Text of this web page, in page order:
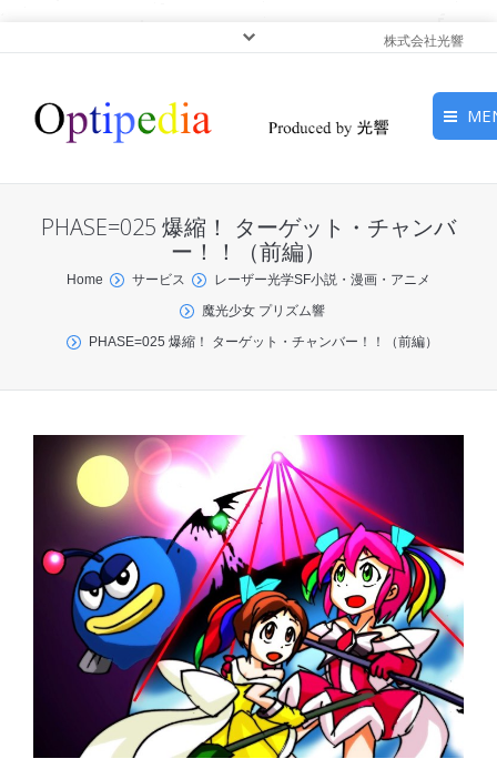
株式会社光響
ピックアップ
光応用・アプリケーショ
PHASE=025 爆縮！ ターゲット・チャンバ
ー！！（前編）
You are here:
Home サービス
レーザー光学SF小説・漫画・アニメ
魔光少女 プリズム響
PHASE=025 爆縮！ ターゲット・チャンバー！！（前編）